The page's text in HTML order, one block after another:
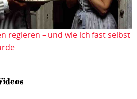
regieren – und wie ich fast selbst